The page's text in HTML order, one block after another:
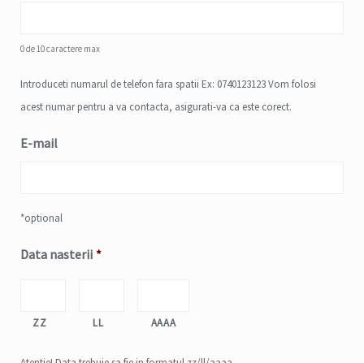
0 de 10 caractere max
Introduceti numarul de telefon fara spatii Ex: 0740123123 Vom folosi
acest numar pentru a va contacta, asigurati-va ca este corect.
E-mail
*optional
Data nasterii *
ZZ LL AAAA